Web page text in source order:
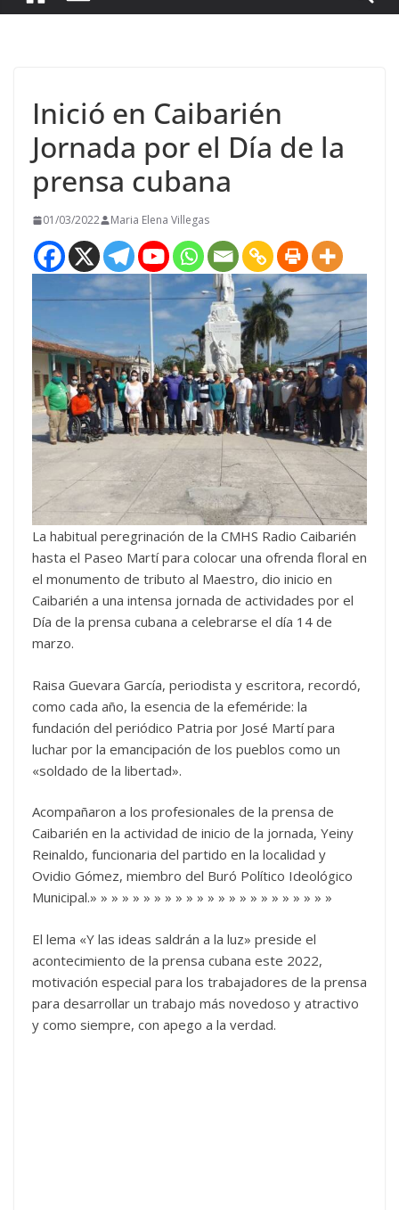
Inició en Caibarién
Jornada por el Día de la
prensa cubana
01/03/2022 Maria Elena Villegas
La habitual peregrinación de la CMHS Radio Caibarién
hasta el Paseo Martí para colocar una ofrenda floral en
el monumento de tributo al Maestro, dio inicio en
Caibarién a una intensa jornada de actividades por el
Día de la prensa cubana a celebrarse el día 14 de
marzo.
Raisa Guevara García, periodista y escritora, recordó,
como cada año, la esencia de la efeméride: la
fundación del periódico Patria por José Martí para
luchar por la emancipación de los pueblos como un
«soldado de la libertad».
Acompañaron a los profesionales de la prensa de
Caibarién en la actividad de inicio de la jornada, Yeiny
Reinaldo, funcionaria del partido en la localidad y
Ovidio Gómez, miembro del Buró Político Ideológico
Municipal.» » » » » » » » » » » » » » » » » » » » » » »
El lema «Y las ideas saldrán a la luz» preside el
acontecimiento de la prensa cubana este 2022,
motivación especial para los trabajadores de la prensa
para desarrollar un trabajo más novedoso y atractivo
y como siempre, con apego a la verdad.